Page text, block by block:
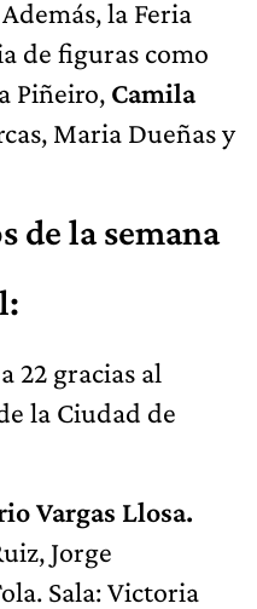
la Feria
de figuras como
Piñeiro, Camila
Maria Dueñas y
de la semana
22 gracias al
la Ciudad de
Vargas Llosa.
Jorge
Sala: Victoria